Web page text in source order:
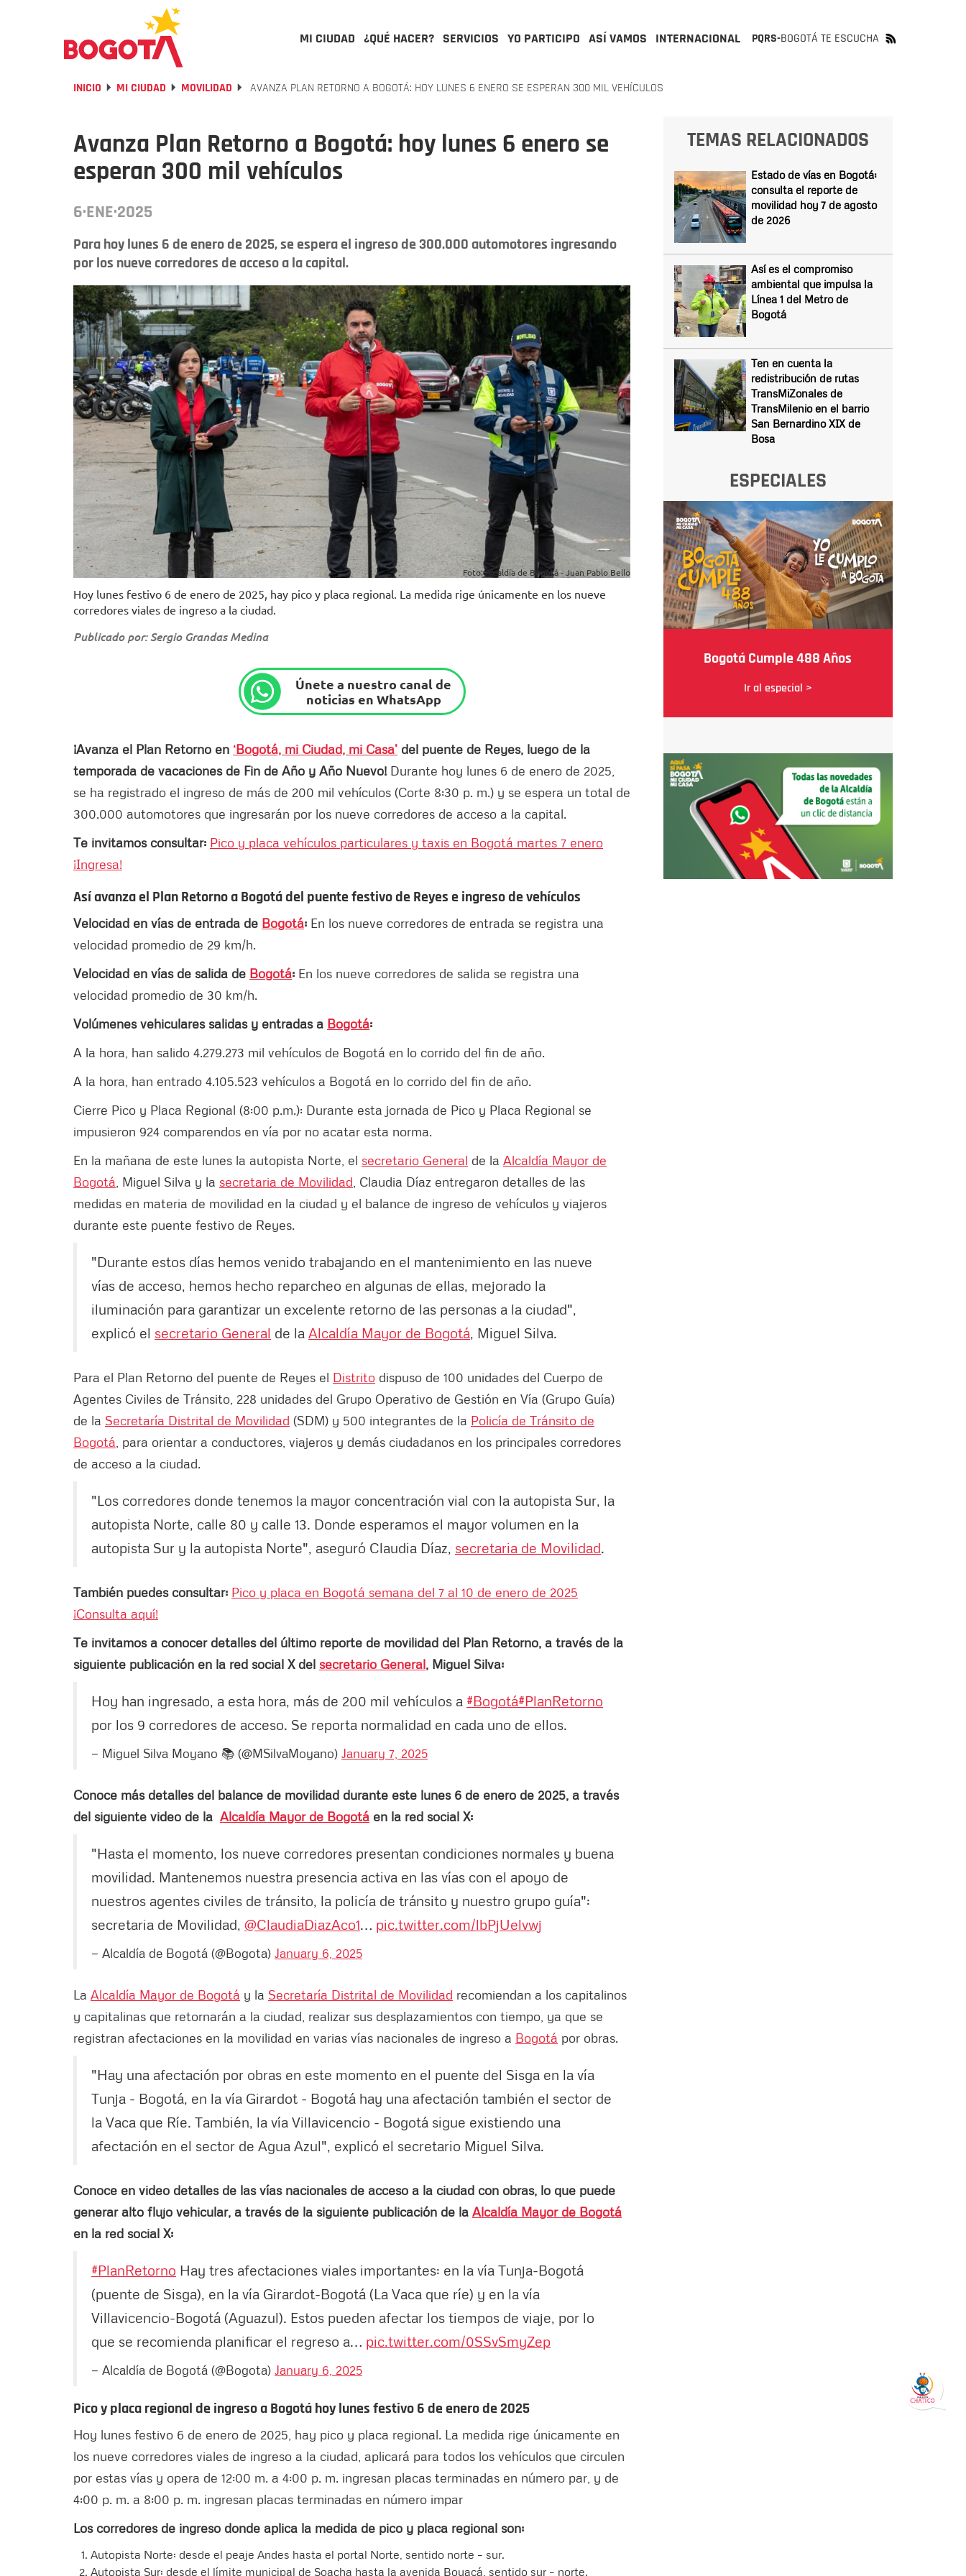
MI CIUDAD ¿QUÉ HACER? SERVICIOS YO PARTICIPO ASÍ VAMOS INTERNACIONAL PQRS-BOGOTÁ TE ESCUCHA
INICIO MI CIUDAD MOVILIDAD AVANZA PLAN RETORNO A BOGOTÁ: HOY LUNES 6 ENERO SE ESPERAN 300 MIL VEHÍCULOS
Avanza Plan Retorno a Bogotá: hoy lunes 6 enero se
esperan 300 mil vehículos
6·ENE·2025
Para hoy lunes 6 de enero de 2025, se espera el ingreso de 300.000 automotores ingresando
por los nueve corredores de acceso a la capital.
Foto: Alcaldía de Bogotá - Juan Pablo Bello
Hoy lunes festivo 6 de enero de 2025, hay pico y placa regional. La medida rige únicamente en los nueve
corredores viales de ingreso a la ciudad.
Publicado por: Sergio Grandas Medina
Únete a nuestro canal de
noticias en WhatsApp
¡Avanza el Plan Retorno en ‘Bogotá, mi Ciudad, mi Casa’ del puente de Reyes, luego de la
temporada de vacaciones de Fin de Año y Año Nuevo! Durante hoy lunes 6 de enero de 2025,
se ha registrado el ingreso de más de 200 mil vehículos (Corte 8:30 p. m.) y se espera un total de
300.000 automotores que ingresarán por los nueve corredores de acceso a la capital.
Te invitamos consultar: Pico y placa vehículos particulares y taxis en Bogotá martes 7 enero
¡Ingresa!
Así avanza el Plan Retorno a Bogotá del puente festivo de Reyes e ingreso de vehículos
Velocidad en vías de entrada de Bogotá: En los nueve corredores de entrada se registra una
velocidad promedio de 29 km/h.
Velocidad en vías de salida de Bogotá: En los nueve corredores de salida se registra una
velocidad promedio de 30 km/h.
Volúmenes vehiculares salidas y entradas a Bogotá:
A la hora, han salido 4.279.273 mil vehículos de Bogotá en lo corrido del fin de año.
A la hora, han entrado 4.105.523 vehículos a Bogotá en lo corrido del fin de año.
Cierre Pico y Placa Regional (8:00 p.m.): Durante esta jornada de Pico y Placa Regional se
impusieron 924 comparendos en vía por no acatar esta norma.
En la mañana de este lunes la autopista Norte, el secretario General de la Alcaldía Mayor de
Bogotá , Miguel Silva y la secretaria de Movilidad , Claudia Díaz entregaron detalles de las
medidas en materia de movilidad en la ciudad y el balance de ingreso de vehículos y viajeros
durante este puente festivo de Reyes.
"Durante estos días hemos venido trabajando en el mantenimiento en las nueve
vías de acceso, hemos hecho reparcheo en algunas de ellas, mejorado la
iluminación para garantizar un excelente retorno de las personas a la ciudad",
explicó el secretario General de la Alcaldía Mayor de Bogotá , Miguel Silva.
Para el Plan Retorno del puente de Reyes el Distrito dispuso de 100 unidades del Cuerpo de
Agentes Civiles de Tránsito, 228 unidades del Grupo Operativo de Gestión en Vía (Grupo Guía)
de la Secretaría Distrital de Movilidad (SDM) y 500 integrantes de la Policía de Tránsito de
Bogotá , para orientar a conductores, viajeros y demás ciudadanos en los principales corredores
de acceso a la ciudad.
"Los corredores donde tenemos la mayor concentración vial con la autopista Sur, la
autopista Norte, calle 80 y calle 13. Donde esperamos el mayor volumen en la
autopista Sur y la autopista Norte", aseguró Claudia Díaz, secretaria de Movilidad.
También puedes consultar: Pico y placa en Bogotá semana del 7 al 10 de enero de 2025
¡Consulta aquí!
Te invitamos a conocer detalles del último reporte de movilidad del Plan Retorno, a través de la
siguiente publicación en la red social X del secretario General, Miguel Silva:
Hoy han ingresado, a esta hora, más de 200 mil vehículos a #Bogotá#PlanRetorno
por los 9 corredores de acceso. Se reporta normalidad en cada uno de ellos.
— Miguel Silva Moyano 📚 (@MSilvaMoyano) January 7, 2025
Conoce más detalles del balance de movilidad durante este lunes 6 de enero de 2025, a través
del siguiente video de la Alcaldía Mayor de Bogotá en la red social X:
"Hasta el momento, los nueve corredores presentan condiciones normales y buena
movilidad. Mantenemos nuestra presencia activa en las vías con el apoyo de
nuestros agentes civiles de tránsito, la policía de tránsito y nuestro grupo guía":
secretaria de Movilidad, @ClaudiaDiazAco1… pic.twitter.com/lbPjUelvwj
— Alcaldía de Bogotá (@Bogota) January 6, 2025
La Alcaldía Mayor de Bogotá y la Secretaría Distrital de Movilidad recomiendan a los capitalinos
y capitalinas que retornarán a la ciudad, realizar sus desplazamientos con tiempo, ya que se
registran afectaciones en la movilidad en varias vías nacionales de ingreso a Bogotá por obras.
"Hay una afectación por obras en este momento en el puente del Sisga en la vía
Tunja - Bogotá, en la vía Girardot - Bogotá hay una afectación también el sector de
la Vaca que Ríe. También, la vía Villavicencio - Bogotá sigue existiendo una
afectación en el sector de Agua Azul", explicó el secretario Miguel Silva.
Conoce en video detalles de las vías nacionales de acceso a la ciudad con obras, lo que puede
generar alto flujo vehicular, a través de la siguiente publicación de la Alcaldía Mayor de Bogotá
en la red social X:
#PlanRetorno Hay tres afectaciones viales importantes: en la vía Tunja-Bogotá
(puente de Sisga), en la vía Girardot-Bogotá (La Vaca que ríe) y en la vía
Villavicencio-Bogotá (Aguazul). Estos pueden afectar los tiempos de viaje, por lo
que se recomienda planificar el regreso a… pic.twitter.com/0SSvSmyZep
— Alcaldía de Bogotá (@Bogota) January 6, 2025
Pico y placa regional de ingreso a Bogotá hoy lunes festivo 6 de enero de 2025
Hoy lunes festivo 6 de enero de 2025, hay pico y placa regional. La medida rige únicamente en
los nueve corredores viales de ingreso a la ciudad, aplicará para todos los vehículos que circulen
por estas vías y opera de 12:00 m. a 4:00 p. m. ingresan placas terminadas en número par, y de
4:00 p. m. a 8:00 p. m. ingresan placas terminadas en número impar
Los corredores de ingreso donde aplica la medida de pico y placa regional son:
Autopista Norte: desde el peaje Andes hasta el portal Norte, sentido norte – sur.
Autopista Sur: desde el límite municipal de Soacha hasta la avenida Boyacá, sentido sur – norte.
TEMAS RELACIONADOS
Estado de vías en Bogotá:
consulta el reporte de
movilidad hoy 7 de agosto
de 2026
Así es el compromiso
ambiental que impulsa la
Línea 1 del Metro de
Bogotá
Ten en cuenta la
redistribución de rutas
TransMiZonales de
TransMilenio en el barrio
San Bernardino XIX de
Bosa
ESPECIALES
Bogotá Cumple 488 Años
Ir al especial >